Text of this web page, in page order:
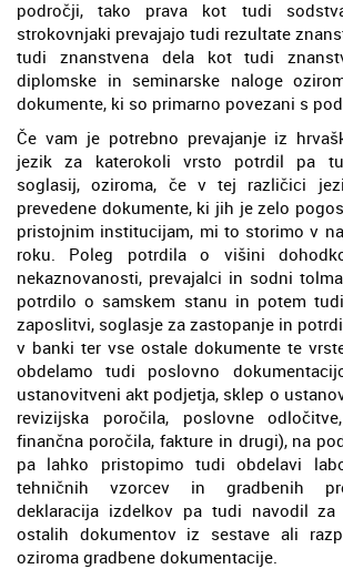
področji, tako prava kot tudi
strokovnjaki prevajajo tudi rezultate
tudi znanstvena dela kot tudi
diplomske in seminarske naloge
dokumente, ki so primarno povezani s
Če vam je potrebno prevajanje iz
jezik za katerokoli vrsto potrdil pa
soglasij, oziroma, če v tej različici
prevedene dokumente, ki jih je zelo
pristojnim institucijam, mi to storimo v
roku. Poleg potrdila o višini
nekaznovanosti, prevajalci in sodni
potrdilo o samskem stanu in potem
zaposlitvi, soglasje za zastopanje in
v banki ter vse ostale dokumente te
obdelamo tudi poslovno
ustanovitveni akt podjetja, sklep o
revizijska poročila, poslovne
finančna poročila, fakture in drugi), na
pa lahko pristopimo tudi obdelavi
tehničnih vzorcev in gradbenih
deklaracija izdelkov pa tudi navodil
ostalih dokumentov iz sestave ali
oziroma gradbene dokumentacije.